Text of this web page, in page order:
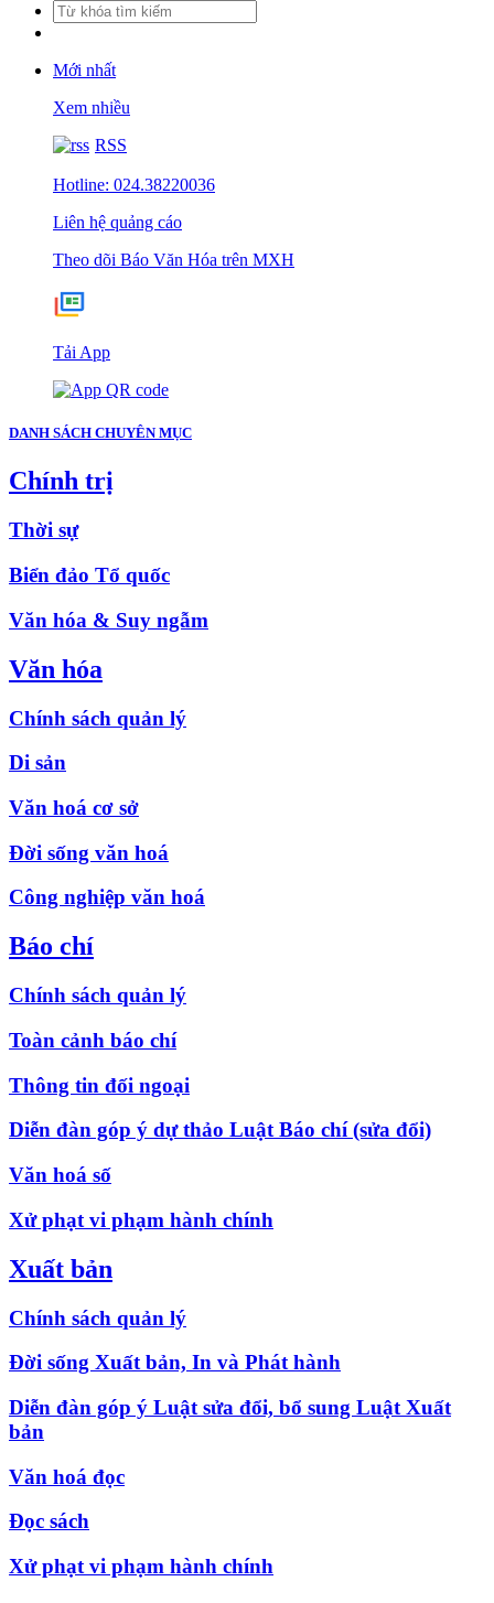
Mới nhất
Xem nhiều
RSS
Hotline: 024.38220036
Liên hệ quảng cáo
Theo dõi Báo Văn Hóa trên MXH
Tải App
DANH SÁCH CHUYÊN MỤC
Chính trị
Thời sự
Biển đảo Tổ quốc
Văn hóa & Suy ngẫm
Văn hóa
Chính sách quản lý
Di sản
Văn hoá cơ sở
Đời sống văn hoá
Công nghiệp văn hoá
Báo chí
Chính sách quản lý
Toàn cảnh báo chí
Thông tin đối ngoại
Diễn đàn góp ý dự thảo Luật Báo chí (sửa đổi)
Văn hoá số
Xử phạt vi phạm hành chính
Xuất bản
Chính sách quản lý
Đời sống Xuất bản, In và Phát hành
Diễn đàn góp ý Luật sửa đổi, bổ sung Luật Xuất
bản
Văn hoá đọc
Đọc sách
Xử phạt vi phạm hành chính